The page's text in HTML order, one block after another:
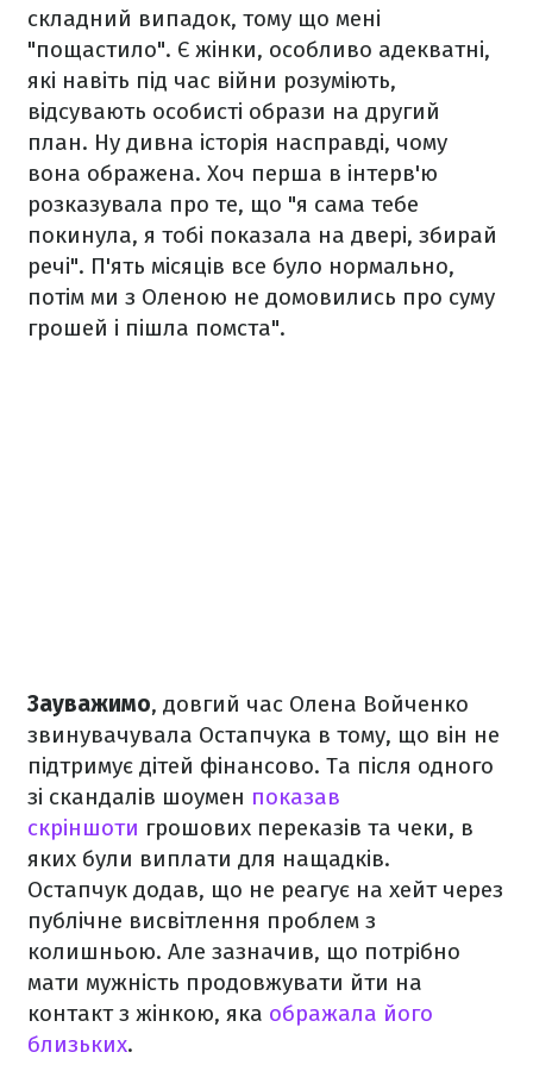
складний випадок, тому що мені
"пощастило". Є жінки, особливо адекватні,
які навіть під час війни розуміють,
відсувають особисті образи на другий
план. Ну дивна історія насправді, чому
вона ображена. Хоч перша в інтерв'ю
розказувала про те, що "я сама тебе
покинула, я тобі показала на двері, збирай
речі". П'ять місяців все було нормально,
потім ми з Оленою не домовились про суму
грошей і пішла помста".
Зауважимо, довгий час Олена Войченко
звинувачувала Остапчука в тому, що він не
підтримує дітей фінансово. Та після одного
зі скандалів шоумен показав
скріншоти грошових переказів та чеки, в
яких були виплати для нащадків.
Остапчук додав, що не реагує на хейт через
публічне висвітлення проблем з
колишньою. Але зазначив, що потрібно
мати мужність продовжувати йти на
контакт з жінкою, яка ображала його
близьких.